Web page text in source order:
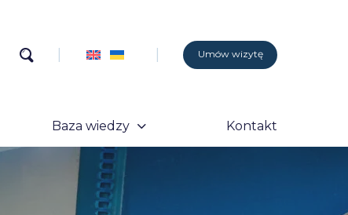
Umów wizytę
Baza wiedzy Kontakt